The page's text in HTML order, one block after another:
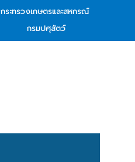
กระทรวงเกษตรและสหกรณ์
กรมปศุสัตว์